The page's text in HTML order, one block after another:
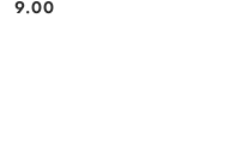
Cena:
9.00